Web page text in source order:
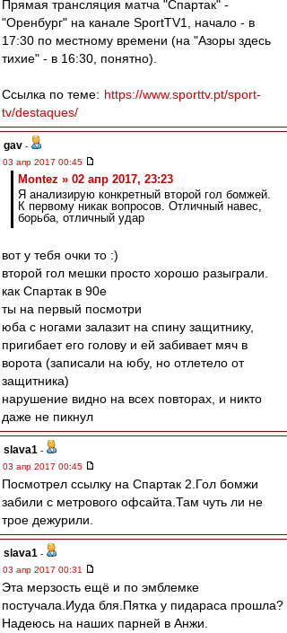
Прямая трансляция матча "Спартак" -
"Оренбург" на канале SportTV1, начало - в
17:30 по местному времени (на "Азоры здесь
тихие" - в 16:30, понятно).
Ссылка по теме: https://www.sporttv.pt/sport-
tv/destaques/
gav -
03 апр 2017 00:45
Montez » 02 апр 2017, 23:23
Я анализирую конкретный второй гол бомжей.
К первому никак вопросов. Отличный навес,
борьба, отличный удар
вот у тебя очки то :)
второй гол мешки просто хорошо разыграли.
как Спартак в 90е
ты на первый посмотри
юба с ногами залазит на спину защитнику,
пригибает его голову и ей забивает мяч в
ворота (записали на юбу, но отлетело от
защитника)
нарушение видно на всех повторах, и никто
даже не пикнул
slava1 -
03 апр 2017 00:45
Посмотрел ссылку на Спартак 2.Гол бомжи
забили с метрового офсайта.Там чуть ли не
трое дежурили.
slava1 -
03 апр 2017 00:31
Эта мерзость ещё и по эмблемке
постучала.Иуда бля.Пятка у пидараса прошла?
Надеюсь на наших парней в Анжи.